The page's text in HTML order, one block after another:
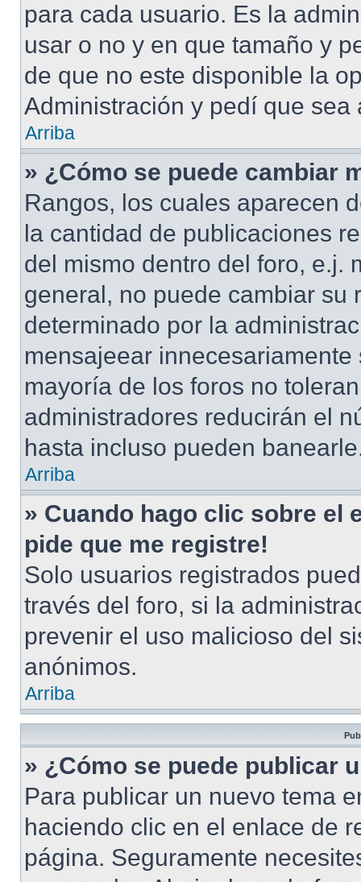
para cada usuario. Es la
usar o no y en que tamaño y
de que no este disponible la
Administración y pedí que sea
Arriba
» ¿Cómo se puede cambiar
Rangos, los cuales aparecen
la cantidad de publicaciones
del mismo dentro del foro, e.j.
general, no puede cambiar su
determinado por la
mensajeear
mayoría de los foros no
administradores reducirán el
hasta incluso pueden
Arriba
» Cuando hago clic sobre el
pide que me registre!
Solo usuarios registrados
través del foro, si la
prevenir el uso malicioso del
anónimos.
Arriba
» ¿Cómo se puede publicar
Para publicar un nuevo tema
haciendo clic en el enlace de
página. Seguramente